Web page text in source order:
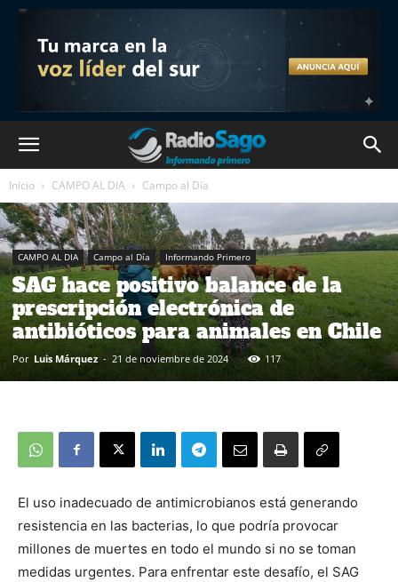
Inicio CAMPO AL DIA Campo al Día
CAMPO AL DIA Campo al Día Informando Primero
SAG hace positivo balance de la
prescripción electrónica de
antibióticos para animales en Chile
Por Luis Márquez - 21 de noviembre de 2024 117
El uso inadecuado de antimicrobianos está generando
resistencia en las bacterias, lo que podría provocar
millones de muertes en todo el mundo si no se toman
medidas urgentes. Para enfrentar este desafío, el SAG